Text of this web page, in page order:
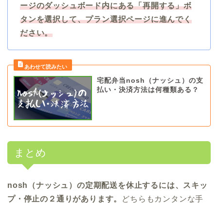
ージのダッシュボード内にある「再開する」ボ
タンを選択して、プラン選択ページに進んでく
ださい。
宅配弁当nosh（ナッシュ）の支
払い・決済方法は何種類ある？
まとめ
nosh（ナッシュ）の定期配送を休止するには、スキッ
プ・停止の２通りがあります。
どちらもカンタンな手